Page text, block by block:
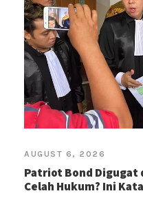
AUGUST 6, 2026
Patriot Bond Digugat
Celah Hukum? Ini